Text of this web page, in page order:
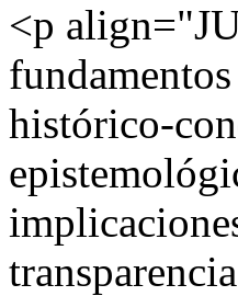
<p
histórico-